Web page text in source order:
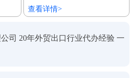
查看详情>
司 20年外贸出口行业代办经验 一